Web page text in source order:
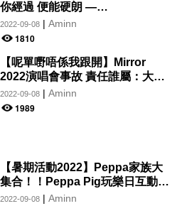
你經過 便能硬朗 —
MIRROR《ONE AND ALL》
2022-09-08| Aminn
1810
【呢單嘢唔係我跟開】Mirror
2022演唱會事故 責任誰屬：大國
文化？MakerVille？藝能？菱藝？
協興隆？ITP？紅館？康文署？機
2022-09-08| Aminn
1989
【暑期活動2022】Peppa家族大
集合！！Peppa Pig玩樂日互動特
展 (季尾優惠門票低至$88)
2022-09-08| Aminn